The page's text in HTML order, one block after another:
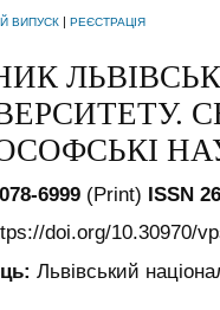
ВИПУСК | РЕЄСТРАЦІЯ
6999(Print) ISSN
doi.org/10.30970/
Львівський